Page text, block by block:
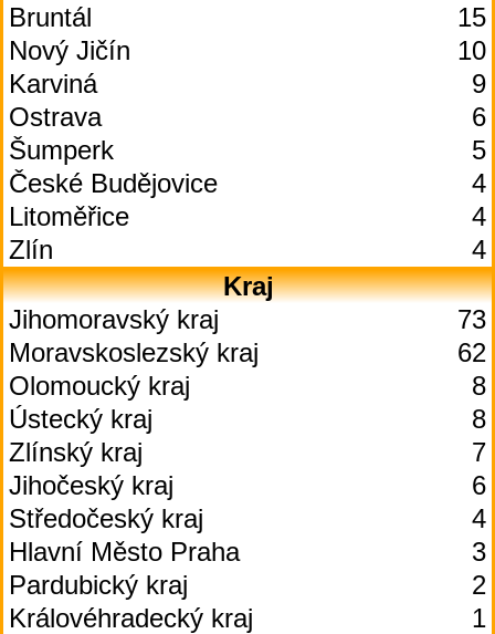
Bruntál
15
Nový Jičín
10
Karviná
9
Ostrava
6
Šumperk
5
České Budějovice
4
Litoměřice
4
Zlín
4
Kraj
Jihomoravský kraj
73
Moravskoslezský kraj
62
Olomoucký kraj
8
Ústecký kraj
8
Zlínský kraj
7
Jihočeský kraj
6
Středočeský kraj
4
Hlavní Město Praha
3
Pardubický kraj
2
Královéhradecký kraj
1